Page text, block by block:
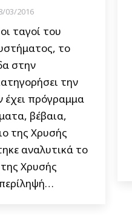
03/2016
ταγοί του
το
στην
την
έχει πρόγραμμα
βέβαια,
της Χρυσής
αναλυτικά το
Χρυσής